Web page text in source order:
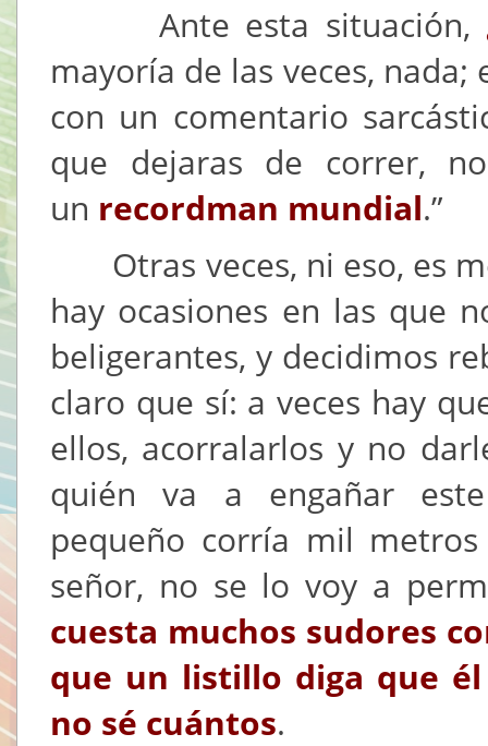
Ante esta situación,
mayoría de las veces,
con un comentario
que dejaras de correr,
un recordman mundial.”
Otras veces, ni eso, es
hay ocasiones en las que
beligerantes, y decidimos
claro que sí: a veces hay
ellos, acorralarlos y no
quién va a engañar
pequeño corría mil
señor, no se lo voy a
cuesta muchos sudores
que un listillo diga que
no sé cuántos.